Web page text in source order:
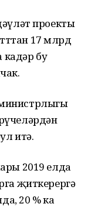
проекты
17 млрд
кадәр бу
итә.
2019 елда
җиткерергә
20 % ка